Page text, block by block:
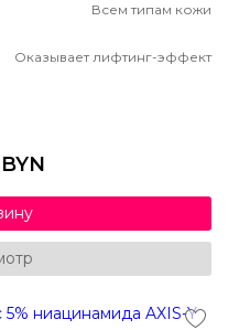
Всем типам кожи
Оказывает лифтинг-эффект